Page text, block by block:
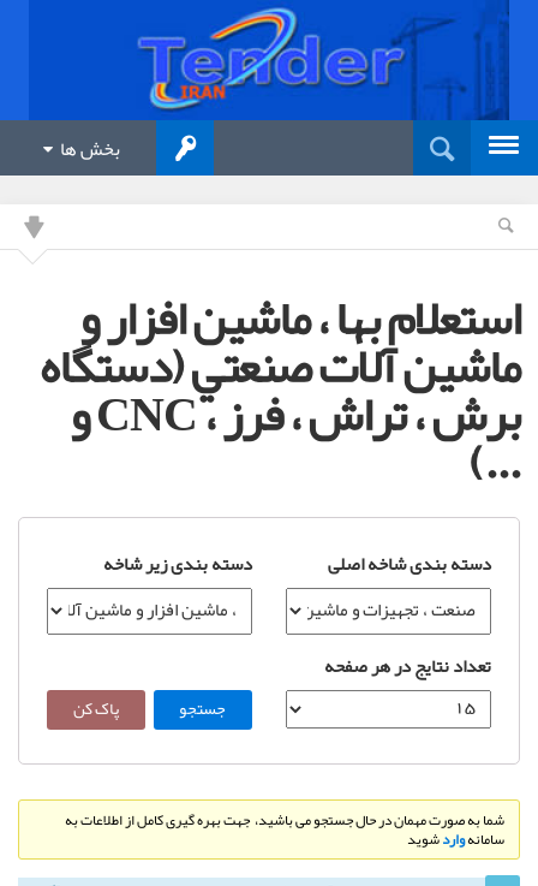
بخش ها
استعلام بها ، ماشين افزار و
ماشين آلات صنعتي (دستگاه
برش ، تراش ، فرز ، CNC و ...)
دسته بندی شاخه اصلی دسته بندی زیر شاخه
تعداد نتایج در هر صفحه
شما به صورت مهمان در حال جستجو می باشید، جهت بهره گیری کامل از اطلاعات به
سامانهواردشوید